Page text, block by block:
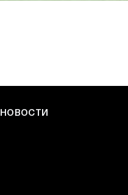
НОВОСТИ